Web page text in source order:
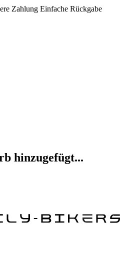
Zahlung Einfache Rückgabe
hinzugefügt...